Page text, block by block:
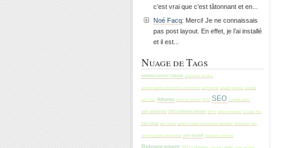
c’est vrai que c’est tâtonnant et en...
Noé Facq: Merci! Je ne connaissais
pas post layout. En effet, je l’ai installé
et il est...
Nuage de Tags
referencement naturel referencer un blog
search engine optimization consultants technocrati google adsense Google
seo tools Adsense adwords keytool SEM SEO Conseils SEO
seo adsense SEO referencement SMO wikio wordpress Google Seo
seo blog seo france search engine optimization specialist wordpress seo
search engine optimization seo expert wordpress themes
Referencement SEO conseils tomateo serp creer un blog